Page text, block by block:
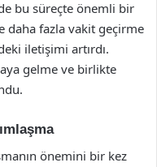
bu süreçte önemli bir
daha fazla vakit geçirme
iletişimi artırdı.
gelme ve birlikte
önemini bir kez